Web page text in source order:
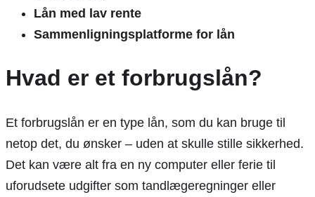
Lån med lav rente
Sammenligningsplatforme for lån
Hvad er et forbrugslån?
Et forbrugslån er en type lån, som du kan bruge til
netop det, du ønsker – uden at skulle stille sikkerhed.
Det kan være alt fra en ny computer eller ferie til
uforudsete udgifter som tandlægeregninger eller